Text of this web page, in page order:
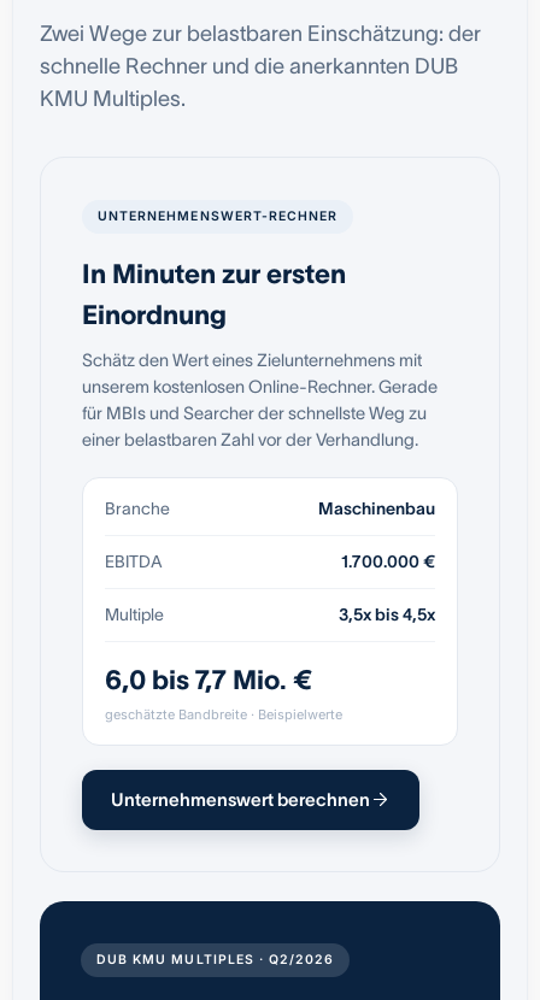
Zwei Wege zur belastbaren Einschätzung: der
schnelle Rechner und die anerkannten DUB
KMU Multiples.
UNTERNEHMENSWERT-RECHNER
In Minuten zur ersten
Einordnung
Schätz den Wert eines Zielunternehmens mit
unserem kostenlosen Online-Rechner. Gerade
für MBIs und Searcher der schnellste Weg zu
einer belastbaren Zahl vor der Verhandlung.
Branche Maschinenbau
EBITDA 1.700.000 €
Multiple 3,5x bis 4,5x
6,0 bis 7,7 Mio. €
geschätzte Bandbreite · Beispielwerte
Unternehmenswert berechnen
DUB KMU MULTIPLES · Q2/2026